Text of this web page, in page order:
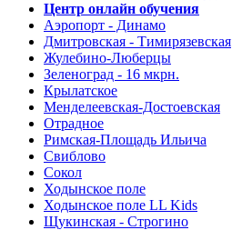
Центр онлайн обучения
Аэропорт - Динамо
Дмитровская - Тимирязевская
Жулебино-Люберцы
Зеленоград - 16 мкрн.
Крылатское
Менделеевская-Достоевская
Отрадное
Римская-Площадь Ильича
Свиблово
Сокол
Ходынское поле
Ходынское поле LL Kids
Щукинская - Строгино